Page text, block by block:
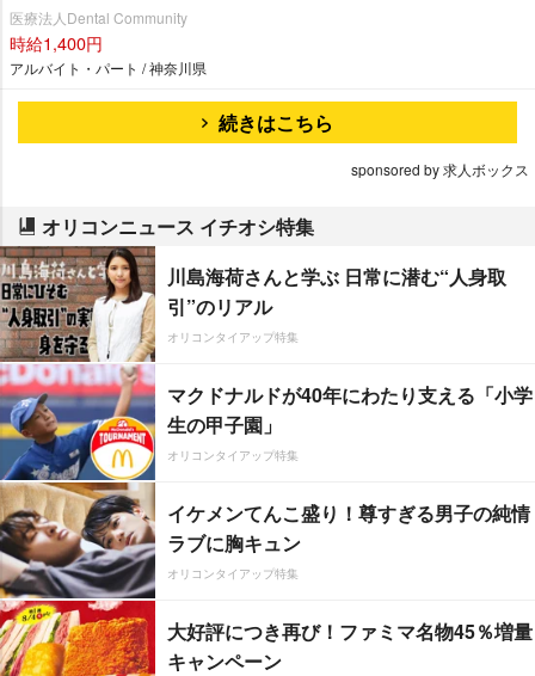
医療法人Dental Community
時給1,400円
アルバイト・パート / 神奈川県
続きはこちら
sponsored by 求人ボックス
オリコンニュース イチオシ特集
川島海荷さんと学ぶ 日常に潜む“人身取
引”のリアル
オリコンタイアップ特集
マクドナルドが40年にわたり支える「小学
生の甲子園」
オリコンタイアップ特集
イケメンてんこ盛り！尊すぎる男子の純情
ラブに胸キュン
オリコンタイアップ特集
大好評につき再び！ファミマ名物45％増量
キャンペーン